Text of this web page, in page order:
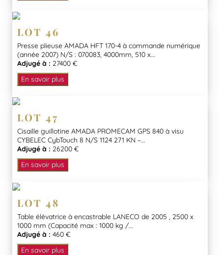
LOT 46
Presse plieuse AMADA HFT 170-4 à commande numérique
(année 2007) N/S : 070083, 4000mm, 510 x...
Adjugé à : 27400 €
En savoir plus
LOT 47
Cisaille guillotine AMADA PROMECAM GPS 840 à visu
CYBELEC CybTouch 8 N/S 1124 271 KN –...
Adjugé à : 26200 €
En savoir plus
LOT 48
Table élévatrice à encastrable LANECO de 2005 , 2500 x
1000 mm (Capacité max : 1000 kg /...
Adjugé à : 460 €
En savoir plus